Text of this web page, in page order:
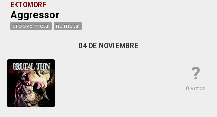
EKTOMORF
Aggressor
groove metal nu metal
04 DE NOVIEMBRE
?
0 votos